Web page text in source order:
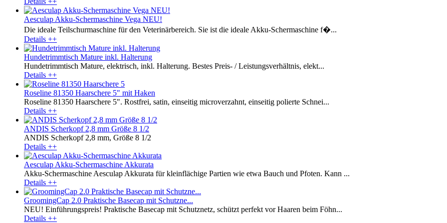
Aesculap Akku-Schermaschine Vega NEU!
Die ideale Teilschurmaschine für den Veterinärbereich. Sie ist die ideale Akku-Schermaschine f�...
Details ++
Hundetrimmtisch Mature inkl. Halterung
Hundetrimmtisch Mature, elektrisch, inkl. Halterung. Bestes Preis- / Leistungsverhältnis, elekt...
Details ++
Roseline 81350 Haarschere 5" mit Haken
Roseline 81350 Haarschere 5". Rostfrei, satin, einseitig microverzahnt, einseitig polierte Schnei...
Details ++
ANDIS Scherkopf 2,8 mm Größe 8 1/2
ANDIS Scherkopf 2,8 mm, Größe 8 1/2
Details ++
Aesculap Akku-Schermaschine Akkurata
Akku-Schermaschine Aesculap Akkurata für kleinflächige Partien wie etwa Bauch und Pfoten. Kann ...
Details ++
GroomingCap 2.0 Praktische Basecap mit Schutzne...
NEU! Einführungspreis! Praktische Basecap mit Schutznetz, schützt perfekt vor Haaren beim Föhn...
Details ++